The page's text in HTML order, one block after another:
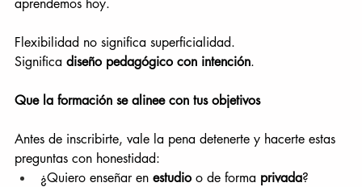
aprendemos hoy.
Flexibilidad no significa superficialidad.
Significa diseño pedagógico con intención.
Que la formación se alinee con tus objetivos
Antes de inscribirte, vale la pena detenerte y hacerte estas
preguntas con honestidad:
¿Quiero enseñar en estudio o de forma privada?